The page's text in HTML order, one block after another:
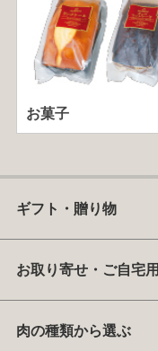
お菓子
ギフト・贈り物
お取り寄せ・ご自宅用
肉の種類から選ぶ